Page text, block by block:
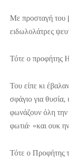
Με προσταγή του
ειδωλολάτρες
Τότε ο προφήτης
Του είπε κι
σφάγιο για θυσία,
φωνάζουν όλη την
φωτιά· «και ουκ
Τότε ο Προφήτης